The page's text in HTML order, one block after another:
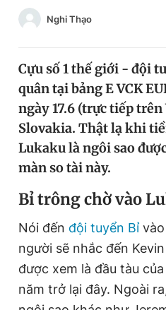
Chuyên mục khác
Tin thị trường
Video
Tiện ích
Thông tin tòa soạn
Tin đã xem
Đăng xuất
Nghi Thạo
Cựu số 1 thế giới - đội
quân tại bảng E VCK
ngày 17.6 (trực tiếp
Slovakia. Thật lạ khi
Lukaku là ngôi sao
màn so tài này.
Bỉ trông chờ vàoL
Nói đến đội tuyển Bỉ
người sẽ nhắc đến
được xem là đầu tàu
năm trở lại đây. Ngoài